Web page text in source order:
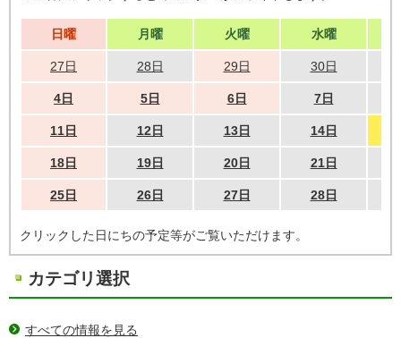
日曜 月曜 火曜 水曜
27日 28日 29日 30日
4日 5日 6日 7日
11日 12日 13日 14日
18日 19日 20日 21日
25日 26日 27日 28日
クリックした日にちの予定等がご覧いただけます。
カテゴリ選択
すべての情報を見る